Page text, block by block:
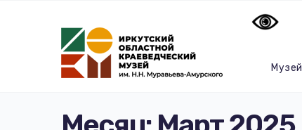
Музей